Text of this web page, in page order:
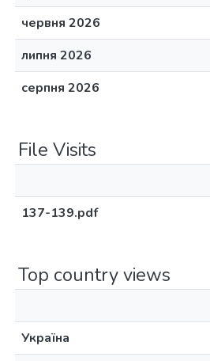
червня 2026
липня 2026
серпня 2026
File Visits
137-139.pdf
Top country views
Україна